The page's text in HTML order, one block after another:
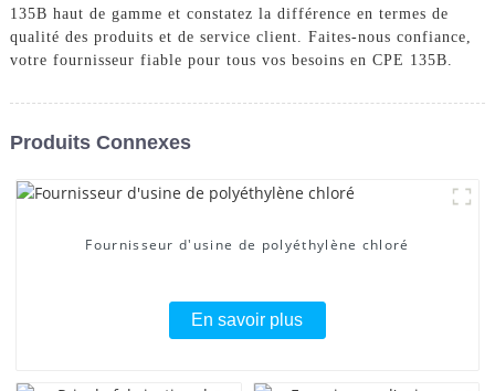
135B haut de gamme et constatez la différence en termes de
qualité des produits et de service client. Faites-nous confiance,
votre fournisseur fiable pour tous vos besoins en CPE 135B.
Produits Connexes
Fournisseur d'usine de polyéthylène chloré
En savoir plus